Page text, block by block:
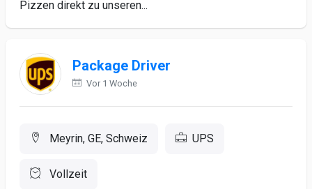
Pizzen direkt zu unseren...
Package Driver
Vor 1 Woche
Meyrin, GE, Schweiz UPS
Vollzeit